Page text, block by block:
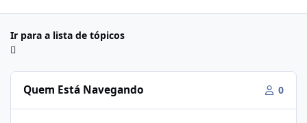
Ir para a lista de tópicos
Quem Está Navegando 0